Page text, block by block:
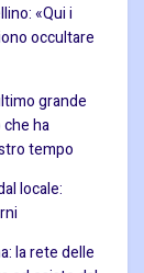
«Qui i
occultare
grande
ha
tempo
locale:
la rete delle